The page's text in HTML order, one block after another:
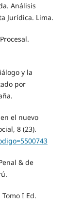
Análisis
Jurídica. Lima.
y la
por
el nuevo
8 (23).
& de
I Ed.